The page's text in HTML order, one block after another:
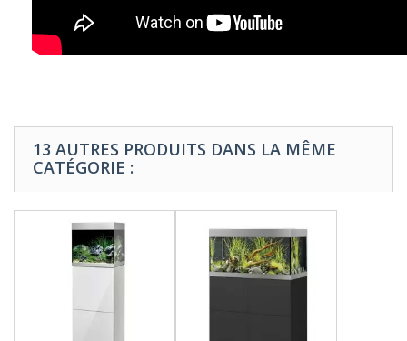
13 AUTRES PRODUITS DANS LA MÊME
CATÉGORIE :